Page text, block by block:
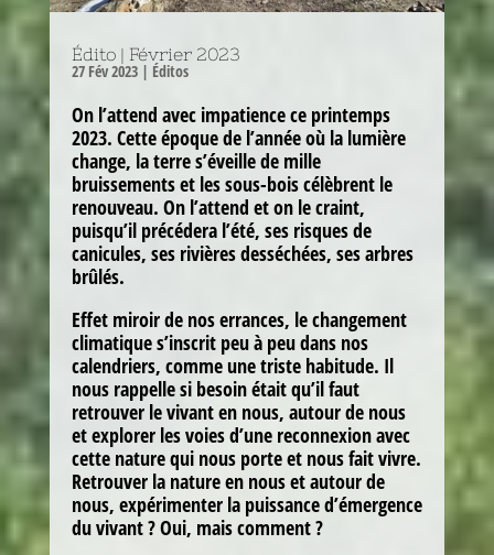
Édito | Février 2023
27 Fév 2023| Éditos
On l’attend avec impatience ce printemps
2023. Cette époque de l’année où la lumière
change, la terre s’éveille de mille
bruissements et les sous-bois célèbrent le
renouveau. On l’attend et on le craint,
puisqu’il précédera l’été, ses risques de
canicules, ses rivières desséchées, ses arbres
brûlés.
Effet miroir de nos errances, le changement
climatique s’inscrit peu à peu dans nos
calendriers, comme une triste habitude. Il
nous rappelle si besoin était qu’il faut
retrouver le vivant en nous, autour de nous
et explorer les voies d’une reconnexion avec
cette nature qui nous porte et nous fait vivre.
Retrouver la nature en nous et autour de
nous, expérimenter la puissance d’émergence
du vivant ? Oui, mais comment ?